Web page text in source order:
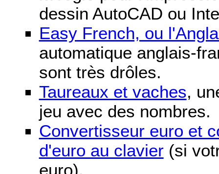
dessin AutoCAD ou
Easy French, ou
automatique anglais-
sont très drôles.
Taureaux et vaches,
jeu avec des nombres.
Convertisseur euro et
d'euro au clavier (si
euro).